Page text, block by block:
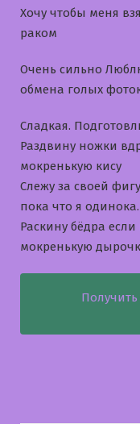
Хочу чтобы меня
раком
Очень сильно
обмена голых
Сладкая.
Раздвину ножки
мокренькую кису
Слежу за своей
пока что я одинока.
Раскину бёдра
мокренькую